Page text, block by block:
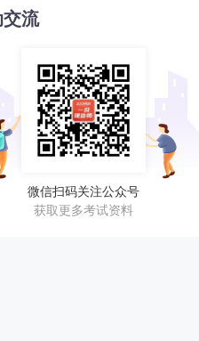
流
微信扫码关注公众号
获取更多考试资料